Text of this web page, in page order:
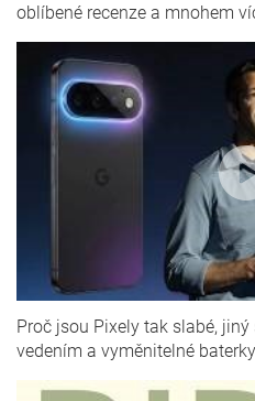
oblíbené recenze a mnohem
Proč jsou Pixely tak slabé,
vedením a vyměnitelné